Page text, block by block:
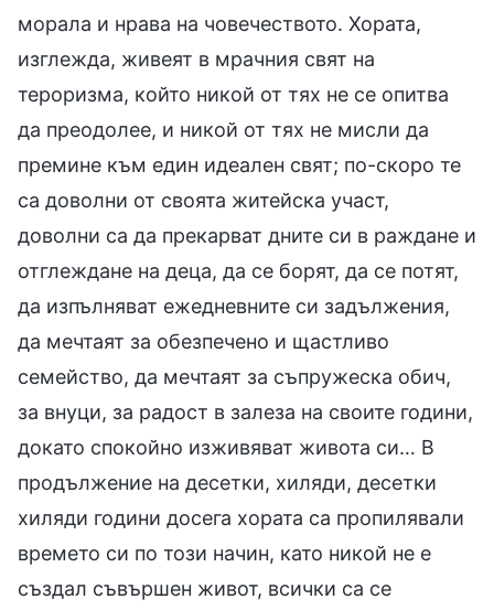
морала и нрава на човечеството. Хората,
изглежда, живеят в мрачния свят на
тероризма, който никой от тях не се опитва
да преодолее, и никой от тях не мисли да
премине към един идеален свят; по-скоро те
са доволни от своята житейска участ,
доволни са да прекарват дните си в раждане и
отглеждане на деца, да се борят, да се потят,
да изпълняват ежедневните си задължения,
да мечтаят за обезпечено и щастливо
семейство, да мечтаят за съпружеска обич,
за внуци, за радост в залеза на своите години,
докато спокойно изживяват живота си… В
продължение на десетки, хиляди, десетки
хиляди години досега хората са пропилявали
времето си по този начин, като никой не е
създал съвършен живот, всички са се